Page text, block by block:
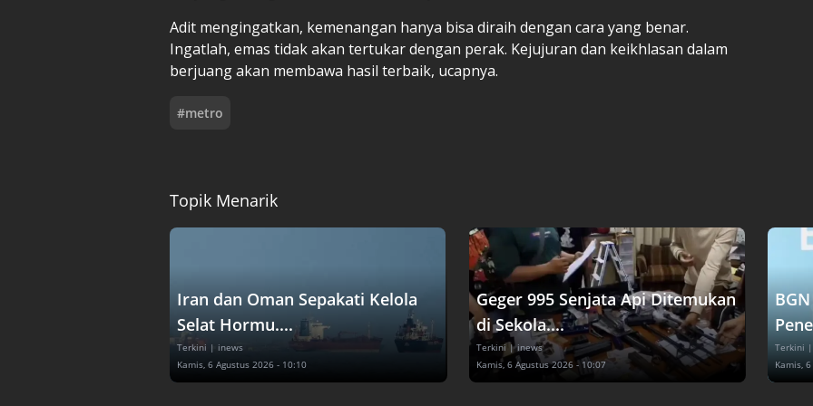
Adit mengingatkan, kemenangan hanya bisa diraih dengan cara yang benar.
Ingatlah, emas tidak akan tertukar dengan perak. Kejujuran dan keikhlasan dalam
berjuang akan membawa hasil terbaik, ucapnya.
#metro
Topik Menarik
Iran dan Oman Sepakati Kelola
Selat Hormu....
Terkini | inews
Kamis, 6 Agustus 2026 - 10:10
Geger 995 Senjata Api Ditemukan
di Sekola....
Terkini | inews
Kamis, 6 Agustus 2026 - 10:07
Terkini
Kamis,